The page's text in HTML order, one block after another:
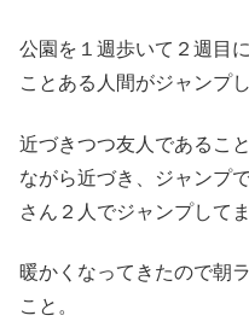
公園を１週歩いて２週目
ことある人間がジャンプ
近づきつつ友人であるこ
ながら近づき、ジャンプ
さん２人でジャンプして
暖かくなってきたので朝
こと。